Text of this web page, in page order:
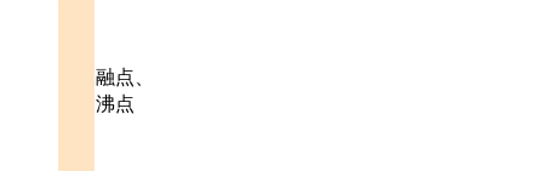
融点、
沸点